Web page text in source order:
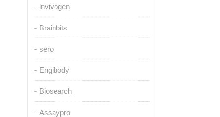
invivogen
Brainbits
sero
Engibody
Biosearch
Assaypro